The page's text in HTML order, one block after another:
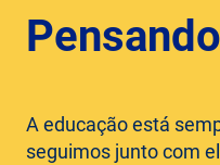
A educação está
seguimos junto com